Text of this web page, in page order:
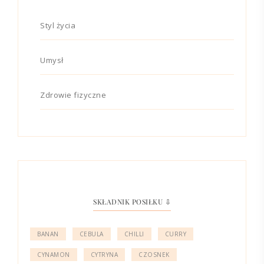
Styl życia
Umysł
Zdrowie fizyczne
SKŁADNIK POSIŁKU ⇩
BANAN CEBULA CHILLI CURRY
CYNAMON CYTRYNA CZOSNEK